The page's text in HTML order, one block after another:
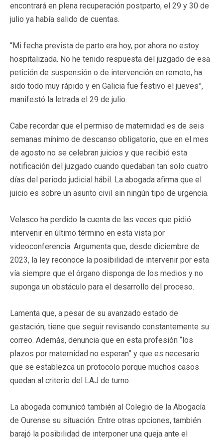
encontrará en plena recuperación postparto, el 29 y 30 de
julio ya había salido de cuentas.
“Mi fecha prevista de parto era hoy, por ahora no estoy
hospitalizada. No he tenido respuesta del juzgado de esa
petición de suspensión o de intervención en remoto, ha
sido todo muy rápido y en Galicia fue festivo el jueves”,
manifestó la letrada el 29 de julio.
Cabe recordar que el permiso de maternidad es de seis
semanas mínimo de descanso obligatorio, que en el mes
de agosto no se celebran juicios y que recibió esta
notificación del juzgado cuando quedaban tan solo cuatro
días del periodo judicial hábil. La abogada afirma que el
juicio es sobre un asunto civil sin ningún tipo de urgencia.
Velasco ha perdido la cuenta de las veces que pidió
intervenir en último término en esta vista por
videoconferencia. Argumenta que, desde diciembre de
2023, la ley reconoce la posibilidad de intervenir por esta
vía siempre que el órgano disponga de los medios y no
suponga un obstáculo para el desarrollo del proceso.
Lamenta que, a pesar de su avanzado estado de
gestación, tiene que seguir revisando constantemente su
correo. Además, denuncia que en esta profesión “los
plazos por maternidad no esperan” y que es necesario
que se establezca un protocolo porque muchos casos
quedan al criterio del LAJ de turno.
La abogada comunicó también al Colegio de la Abogacía
de Ourense su situación. Entre otras opciones, también
barajó la posibilidad de interponer una queja ante el